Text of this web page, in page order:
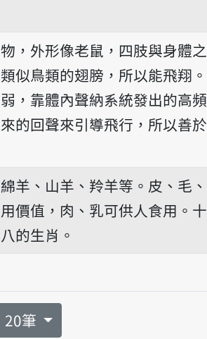
，外形像老鼠，四肢與身體之
似鳥類的翅膀，所以能飛翔。
，靠體內聲納系統發出的高頻
的回聲來引導飛行，所以善於
羊、山羊、羚羊等。皮、毛、
價值，肉、乳可供人食用。十
的生肖。
20筆